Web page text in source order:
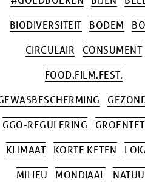
BIODIVERSITEIT
BODEM
CIRCULAIR
CONSUMENT
FOOD.FILM.FEST.
GGO-REGULERING
KLIMAAT
KORTE KETEN
MILIEU
MONDIAAL